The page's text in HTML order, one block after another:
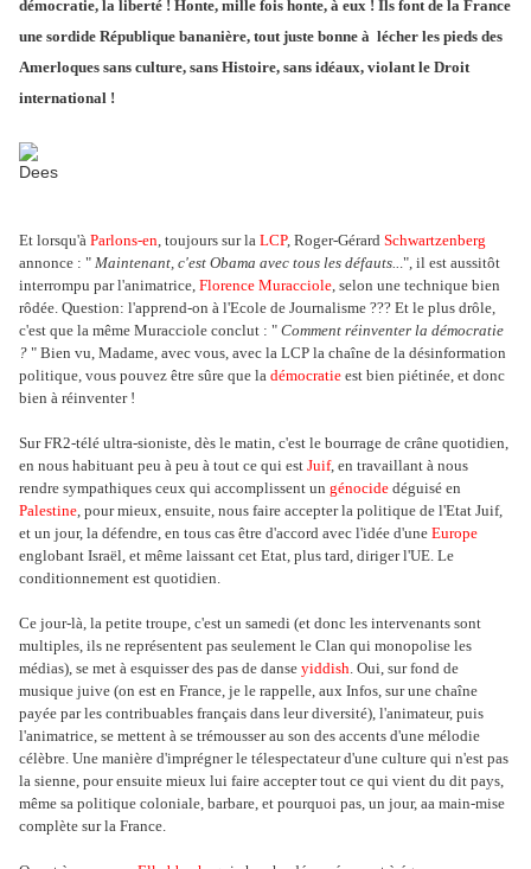
démocratie, la liberté ! Honte, mille fois honte, à eux ! Ils font de la France
une sordide République bananière, tout juste bonne à lécher les pieds des
Amerloques sans culture, sans Histoire, sans idéaux, violant le Droit
international !
Dees
Et lorsqu'à Parlons-en, toujours sur la LCP, Roger-Gérard Schwartzenberg
annonce : " Maintenant, c'est Obama avec tous les défauts...", il est aussitôt
interrompu par l'animatrice, Florence Muracciole, selon une technique bien
rôdée. Question: l'apprend-on à l'Ecole de Journalisme ??? Et le plus drôle,
c'est que la même Muracciole conclut : " Comment réinventer la démocratie
? " Bien vu, Madame, avec vous, avec la LCP la chaîne de la désinformation
politique, vous pouvez être sûre que la démocratie est bien piétinée, et donc
bien à réinventer !
Sur FR2-télé ultra-sioniste, dès le matin, c'est le bourrage de crâne quotidien,
en nous habituant peu à peu à tout ce qui est Juif, en travaillant à nous
rendre sympathiques ceux qui accomplissent un génocide déguisé en
Palestine, pour mieux, ensuite, nous faire accepter la politique de l'Etat Juif,
et un jour, la défendre, en tous cas être d'accord avec l'idée d'une Europe
englobant Israël, et même laissant cet Etat, plus tard, diriger l'UE. Le
conditionnement est quotidien.
Ce jour-là, la petite troupe, c'est un samedi (et donc les intervenants sont
multiples, ils ne représentent pas seulement le Clan qui monopolise les
médias), se met à esquisser des pas de danse yiddish. Oui, sur fond de
musique juive (on est en France, je le rappelle, aux Infos, sur une chaîne
payée par les contribuables français dans leur diversité), l'animateur, puis
l'animatrice, se mettent à se trémousser au son des accents d'une mélodie
célèbre. Une manière d'imprégner le télespectateur d'une culture qui n'est pas
la sienne, pour ensuite mieux lui faire accepter tout ce qui vient du dit pays,
même sa politique coloniale, barbare, et pourquoi pas, un jour, aa main-mise
complète sur la France.